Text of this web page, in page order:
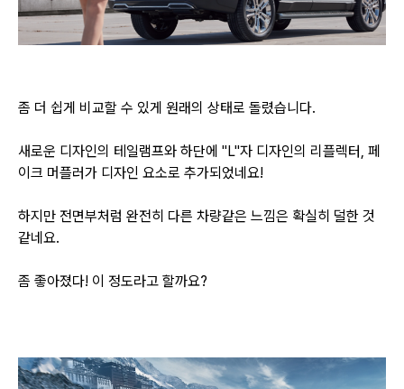
좀 더 쉽게 비교할 수 있게 원래의 상태로 돌렸습니다.
새로운 디자인의 테일램프와 하단에 "L"자 디자인의 리플렉터, 페
이크 머플러가 디자인 요소로 추가되었네요!
하지만 전면부처럼 완전히 다른 차량같은 느낌은 확실히 덜한 것
같네요.
좀 좋아졌다! 이 정도라고 할까요?